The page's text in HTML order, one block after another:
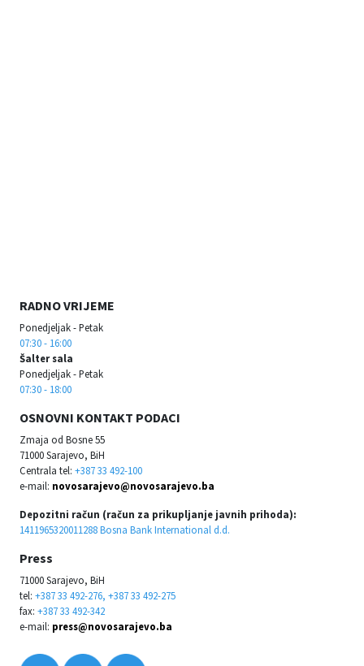
RADNO VRIJEME
Ponedjeljak - Petak
07:30 - 16:00
Šalter sala
Ponedjeljak - Petak
07:30 - 18:00
OSNOVNI KONTAKT PODACI
Zmaja od Bosne 55
71000 Sarajevo, BiH
Centrala tel: +387 33 492-100
e-mail: novosarajevo@novosarajevo.ba
Depozitni račun (račun za prikupljanje javnih prihoda):
1411965320011288 Bosna Bank International d.d.
Press
71000 Sarajevo, BiH
tel: +387 33 492-276, +387 33 492-275
fax: +387 33 492-342
e-mail: press@novosarajevo.ba